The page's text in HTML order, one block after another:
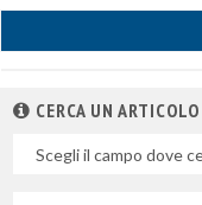
CERCA UN ARTICOLO
campo